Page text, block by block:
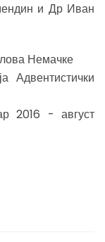
и Др Иван
Немачке
Адвентистички
2016 - август